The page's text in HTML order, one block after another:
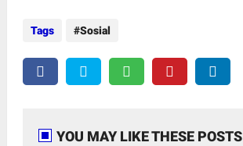
Tags Sosial
YOU MAY LIKE THESE POSTS